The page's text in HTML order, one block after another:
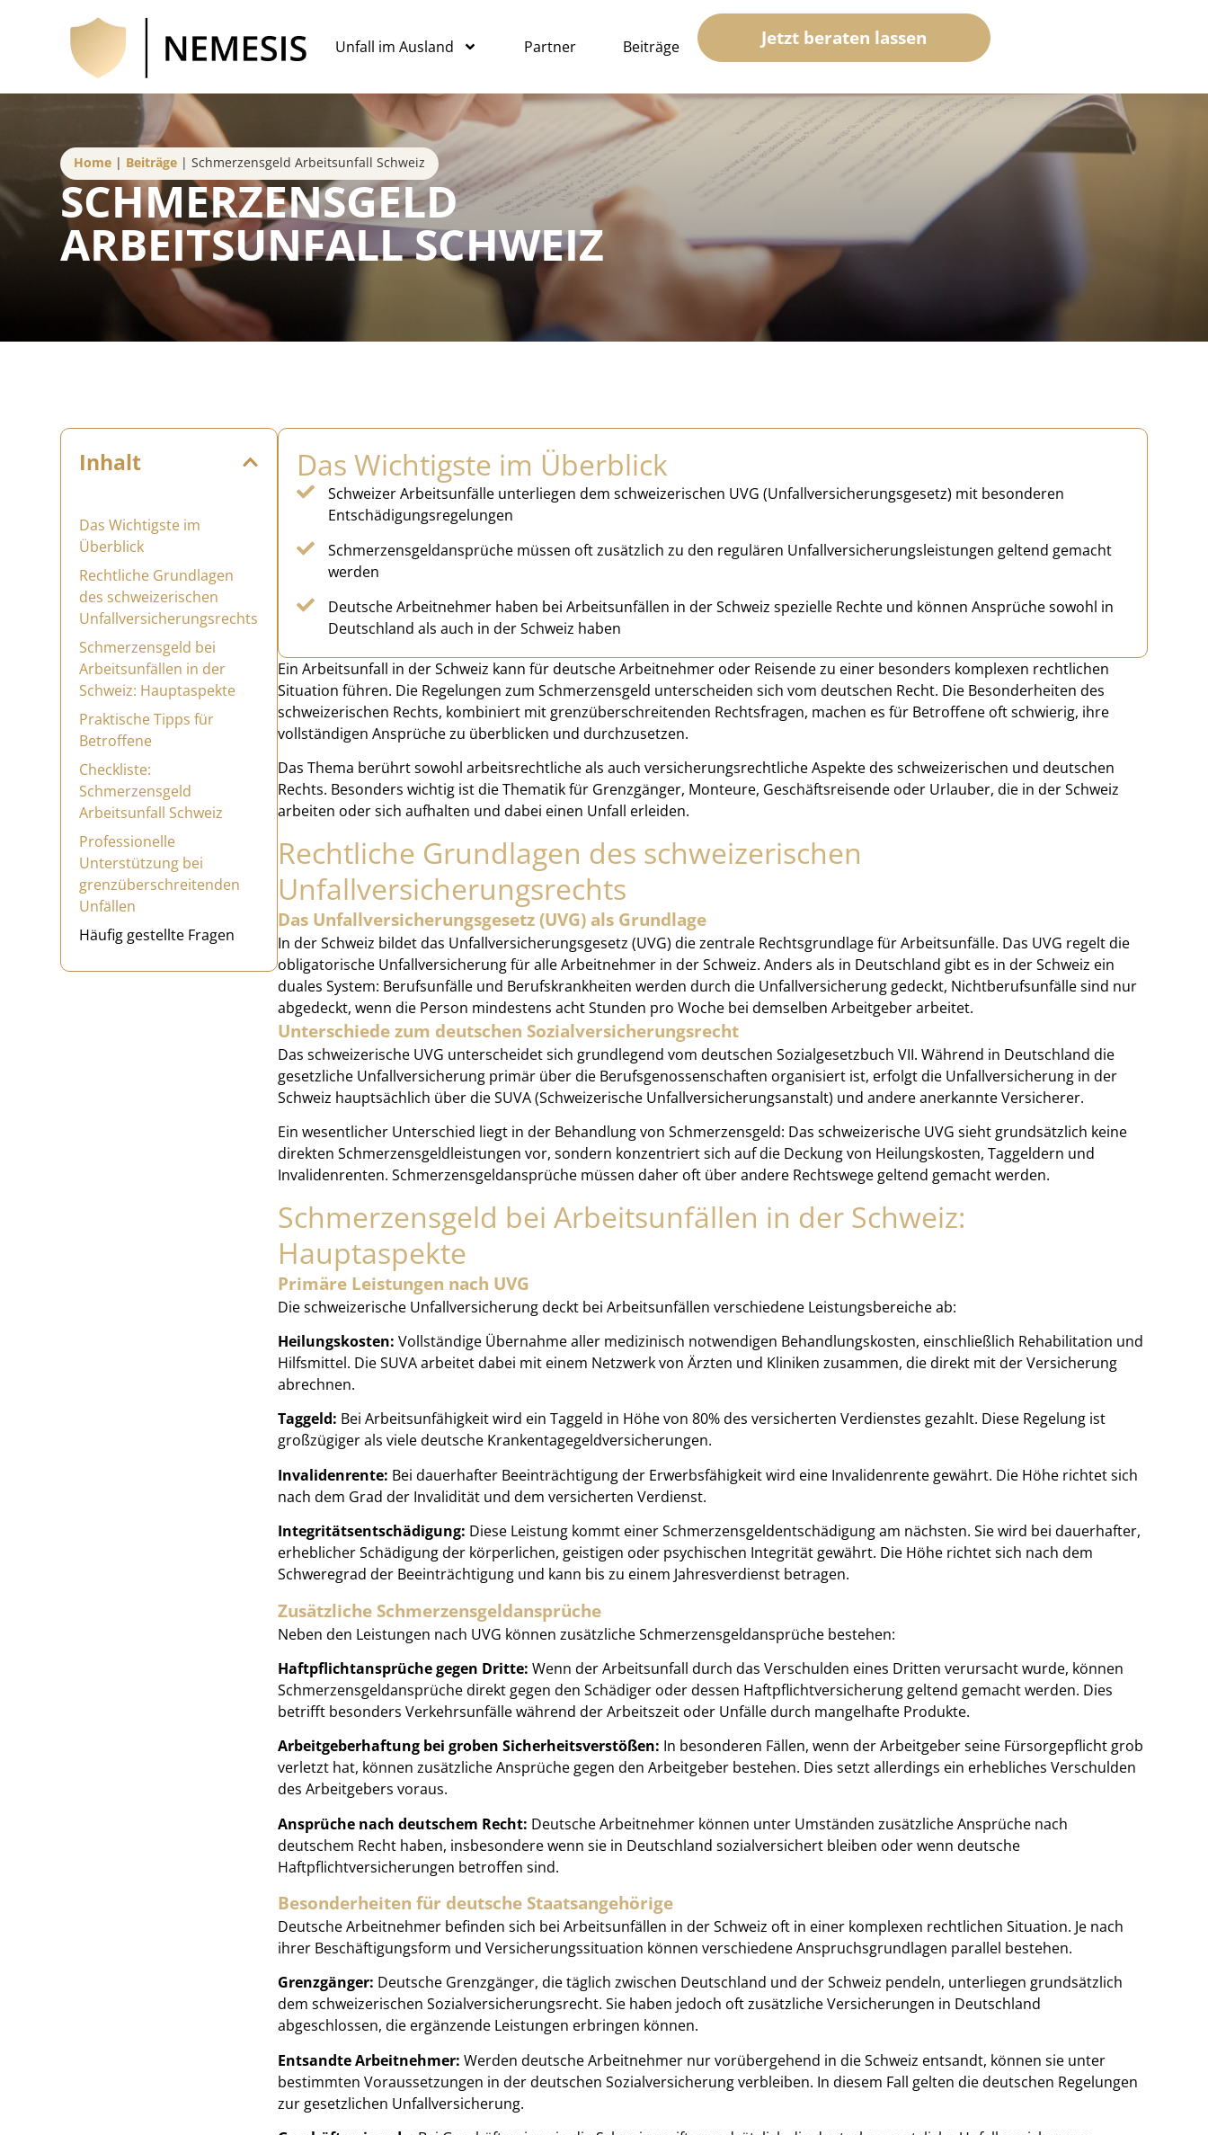
Unfall im Ausland Partner Beiträge Jetzt beraten lassen
Home | Beiträge |Schmerzensgeld Arbeitsunfall Schweiz
SCHMERZENSGELD
ARBEITSUNFALL SCHWEIZ
Inhalt
Das Wichtigste im
Überblick
Rechtliche Grundlagen
des schweizerischen
Unfallversicherungsrechts
Schmerzensgeld bei
Arbeitsunfällen in der
Schweiz: Hauptaspekte
Praktische Tipps für
Betroffene
Checkliste:
Schmerzensgeld
Arbeitsunfall Schweiz
Professionelle
Unterstützung bei
grenzüberschreitenden
Unfällen
Häufig gestellte Fragen
Das Wichtigste im Überblick
Schweizer Arbeitsunfälle unterliegen dem schweizerischen UVG (Unfallversicherungsgesetz) mit besonderen
Entschädigungsregelungen
Schmerzensgeldansprüche müssen oft zusätzlich zu den regulären Unfallversicherungsleistungen geltend gemacht
werden
Deutsche Arbeitnehmer haben bei Arbeitsunfällen in der Schweiz spezielle Rechte und können Ansprüche sowohl in
Deutschland als auch in der Schweiz haben
Ein Arbeitsunfall in der Schweiz kann für deutsche Arbeitnehmer oder Reisende zu einer besonders komplexen rechtlichen
Situation führen. Die Regelungen zum Schmerzensgeld unterscheiden sich vom deutschen Recht. Die Besonderheiten des
schweizerischen Rechts, kombiniert mit grenzüberschreitenden Rechtsfragen, machen es für Betroffene oft schwierig, ihre
vollständigen Ansprüche zu überblicken und durchzusetzen.
Das Thema berührt sowohl arbeitsrechtliche als auch versicherungsrechtliche Aspekte des schweizerischen und deutschen
Rechts. Besonders wichtig ist die Thematik für Grenzgänger, Monteure, Geschäftsreisende oder Urlauber, die in der Schweiz
arbeiten oder sich aufhalten und dabei einen Unfall erleiden.
Rechtliche Grundlagen des schweizerischen
Unfallversicherungsrechts
Das Unfallversicherungsgesetz (UVG) als Grundlage
In der Schweiz bildet das Unfallversicherungsgesetz (UVG) die zentrale Rechtsgrundlage für Arbeitsunfälle. Das UVG regelt die
obligatorische Unfallversicherung für alle Arbeitnehmer in der Schweiz. Anders als in Deutschland gibt es in der Schweiz ein
duales System: Berufsunfälle und Berufskrankheiten werden durch die Unfallversicherung gedeckt, Nichtberufsunfälle sind nur
abgedeckt, wenn die Person mindestens acht Stunden pro Woche bei demselben Arbeitgeber arbeitet.
Unterschiede zum deutschen Sozialversicherungsrecht
Das schweizerische UVG unterscheidet sich grundlegend vom deutschen Sozialgesetzbuch VII. Während in Deutschland die
gesetzliche Unfallversicherung primär über die Berufsgenossenschaften organisiert ist, erfolgt die Unfallversicherung in der
Schweiz hauptsächlich über die SUVA (Schweizerische Unfallversicherungsanstalt) und andere anerkannte Versicherer.
Ein wesentlicher Unterschied liegt in der Behandlung von Schmerzensgeld: Das schweizerische UVG sieht grundsätzlich keine
direkten Schmerzensgeldleistungen vor, sondern konzentriert sich auf die Deckung von Heilungskosten, Taggeldern und
Invalidenrenten. Schmerzensgeldansprüche müssen daher oft über andere Rechtswege geltend gemacht werden.
Schmerzensgeld bei Arbeitsunfällen in der Schweiz:
Hauptaspekte
Primäre Leistungen nach UVG
Die schweizerische Unfallversicherung deckt bei Arbeitsunfällen verschiedene Leistungsbereiche ab:
Heilungskosten: Vollständige Übernahme aller medizinisch notwendigen Behandlungskosten, einschließlich Rehabilitation und
Hilfsmittel. Die SUVA arbeitet dabei mit einem Netzwerk von Ärzten und Kliniken zusammen, die direkt mit der Versicherung
abrechnen.
Taggeld: Bei Arbeitsunfähigkeit wird ein Taggeld in Höhe von 80% des versicherten Verdienstes gezahlt. Diese Regelung ist
großzügiger als viele deutsche Krankentagegeldversicherungen.
Invalidenrente: Bei dauerhafter Beeinträchtigung der Erwerbsfähigkeit wird eine Invalidenrente gewährt. Die Höhe richtet sich
nach dem Grad der Invalidität und dem versicherten Verdienst.
Integritätsentschädigung: Diese Leistung kommt einer Schmerzensgeldentschädigung am nächsten. Sie wird bei dauerhafter,
erheblicher Schädigung der körperlichen, geistigen oder psychischen Integrität gewährt. Die Höhe richtet sich nach dem
Schweregrad der Beeinträchtigung und kann bis zu einem Jahresverdienst betragen.
Zusätzliche Schmerzensgeldansprüche
Neben den Leistungen nach UVG können zusätzliche Schmerzensgeldansprüche bestehen:
Haftpflichtansprüche gegen Dritte: Wenn der Arbeitsunfall durch das Verschulden eines Dritten verursacht wurde, können
Schmerzensgeldansprüche direkt gegen den Schädiger oder dessen Haftpflichtversicherung geltend gemacht werden. Dies
betrifft besonders Verkehrsunfälle während der Arbeitszeit oder Unfälle durch mangelhafte Produkte.
Arbeitgeberhaftung bei groben Sicherheitsverstößen: In besonderen Fällen, wenn der Arbeitgeber seine Fürsorgepflicht grob
verletzt hat, können zusätzliche Ansprüche gegen den Arbeitgeber bestehen. Dies setzt allerdings ein erhebliches Verschulden
des Arbeitgebers voraus.
Ansprüche nach deutschem Recht: Deutsche Arbeitnehmer können unter Umständen zusätzliche Ansprüche nach
deutschem Recht haben, insbesondere wenn sie in Deutschland sozialversichert bleiben oder wenn deutsche
Haftpflichtversicherungen betroffen sind.
Besonderheiten für deutsche Staatsangehörige
Deutsche Arbeitnehmer befinden sich bei Arbeitsunfällen in der Schweiz oft in einer komplexen rechtlichen Situation. Je nach
ihrer Beschäftigungsform und Versicherungssituation können verschiedene Anspruchsgrundlagen parallel bestehen.
Grenzgänger: Deutsche Grenzgänger, die täglich zwischen Deutschland und der Schweiz pendeln, unterliegen grundsätzlich
dem schweizerischen Sozialversicherungsrecht. Sie haben jedoch oft zusätzliche Versicherungen in Deutschland
abgeschlossen, die ergänzende Leistungen erbringen können.
Entsandte Arbeitnehmer: Werden deutsche Arbeitnehmer nur vorübergehend in die Schweiz entsandt, können sie unter
bestimmten Voraussetzungen in der deutschen Sozialversicherung verbleiben. In diesem Fall gelten die deutschen Regelungen
zur gesetzlichen Unfallversicherung.